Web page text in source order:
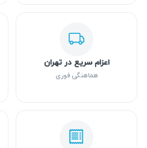
اعزام سریع در تهران
هماهنگی فوری